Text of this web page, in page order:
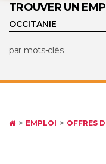
TROUVER UN
EMPLOI OFFRES